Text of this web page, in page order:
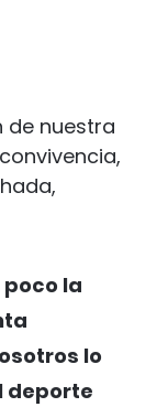
de nuestra
la
lo
deporte